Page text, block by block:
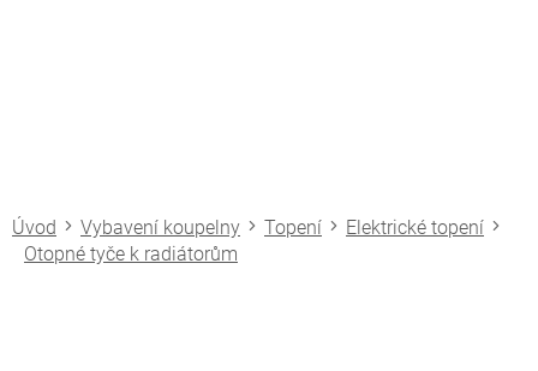
Vybavení koupelny Topení
Elektrické topení
Otopné tyče k radiátorům